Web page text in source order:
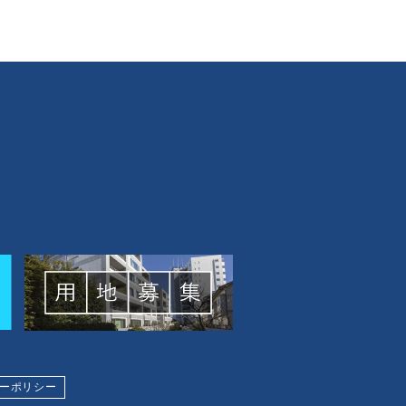
ポリシー